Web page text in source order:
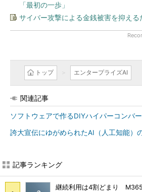
「最初の一歩」
サイバー攻撃による金銭被害を抑える
トップ エンタープライズAI
関連記事
ソフトウェアで作るDIYハイパーコンバ
誇大宣伝にゆがめられたAI（人工知能）
記事ランキング
継続利用は4割どまり